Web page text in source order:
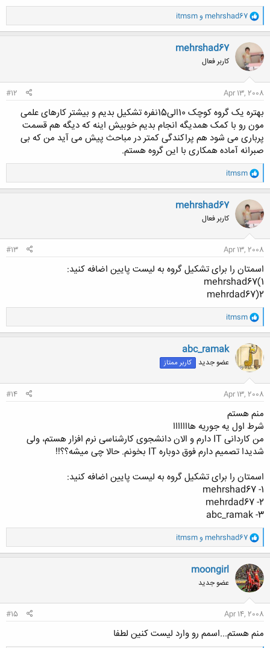
و
ا
ک
ن
ش
ه
ا
mehrshad67 وitmsm
mehrshad67
کاربر فعال
Apr 13, 2008
#12
بهتره یک گروه کوچک 10الی15نفره تشکیل بدیم و بیشتر کارهای علمی
مون رو با کمک همدیگه انجام بدیم خوبیش اینه که دیگه هم قسمت
پرباری می شود هم پراکندگی کمتر در مباحث پیش می آید من که بی
صبرانه آماده همکاری با این گروه هستم.
و
ا
ک
ن
ش
ه
ا
itmsm
mehrshad67
کاربر فعال
Apr 13, 2008
#13
اسمتان را برای تشکیل گروه به لیست پایین اضافه کنید:
1)mehrshad67
2(mehrdad67
و
ا
ک
ن
ش
ه
ا
itmsm
abc_ramak
عضو جدید کاربر ممتاز
Apr 13, 2008
#14
منم هستم
شرط اول یه جوریه هااااااا
من کاردانی IT دارم و الان دانشجوی کارشناسی نرم افزار هستم، ولی
شدیدا تصمیم دارم فوق دوباره IT بخونم. حالا چی میشه؟؟!!
اسمتان را برای تشکیل گروه به لیست پایین اضافه کنید:
1- mehrshad67
2- mehrdad67
3- abc_ramak
و
ا
ک
ن
ش
ه
ا
mehrshad67 و itmsm
moongirl
عضو جدید
Apr 14, 2008
#15
منم هستم...اسمم رو وارد لیست کنین لطفا